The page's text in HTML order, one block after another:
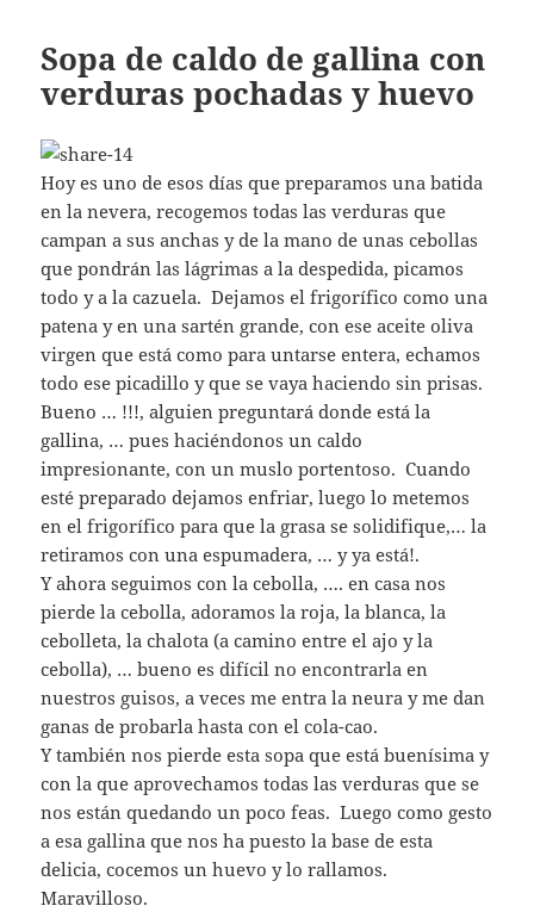
Sopa de caldo de gallina con
verduras pochadas y huevo
Hoy es uno de esos días que preparamos una batida
en la nevera, recogemos todas las verduras que
campan a sus anchas y de la mano de unas cebollas
que pondrán las lágrimas a la despedida, picamos
todo y a la cazuela. Dejamos el frigorífico como una
patena y en una sartén grande, con ese aceite oliva
virgen que está como para untarse entera, echamos
todo ese picadillo y que se vaya haciendo sin prisas.
Bueno … !!!, alguien preguntará donde está la
gallina, … pues haciéndonos un caldo
impresionante, con un muslo portentoso. Cuando
esté preparado dejamos enfriar, luego lo metemos
en el frigorífico para que la grasa se solidifique,… la
retiramos con una espumadera, … y ya está!.
Y ahora seguimos con la cebolla, …. en casa nos
pierde la cebolla, adoramos la roja, la blanca, la
cebolleta, la chalota (a camino entre el ajo y la
cebolla), … bueno es difícil no encontrarla en
nuestros guisos, a veces me entra la neura y me dan
ganas de probarla hasta con el cola-cao.
Y también nos pierde esta sopa que está buenísima y
con la que aprovechamos todas las verduras que se
nos están quedando un poco feas. Luego como gesto
a esa gallina que nos ha puesto la base de esta
delicia, cocemos un huevo y lo rallamos.
Maravilloso.